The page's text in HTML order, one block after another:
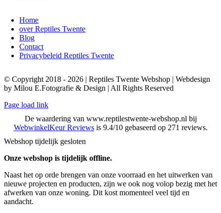
Home
over Reptiles Twente
Blog
Contact
Privacybeleid Reptiles Twente
© Copyright 2018 - 2026 | Reptiles Twente Webshop | Webdesign
by Milou E.Fotografie & Design | All Rights Reserved
Page load link
De waardering van www.reptilestwente-webshop.nl bij
WebwinkelKeur Reviewsis 9.4/10 gebaseerd op 271 reviews.
Webshop tijdelijk gesloten
Onze webshop is tijdelijk offline.
Naast het op orde brengen van onze voorraad en het uitwerken van
nieuwe projecten en producten, zijn we ook nog volop bezig met het
afwerken van onze woning. Dit kost momenteel veel tijd en
aandacht.